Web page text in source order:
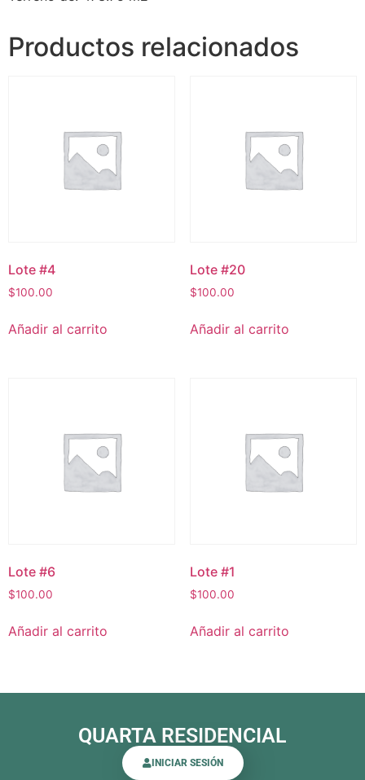
Productos relacionados
Lote #4
$100.00
Añadir al carrito
Lote #20
$100.00
Añadir al carrito
Lote #6
$100.00
Añadir al carrito
Lote #1
$100.00
Añadir al carrito
QUARTA RESIDENCIAL
INICIAR SESIÓN